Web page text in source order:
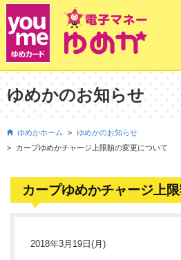
ゆめかのお知らせ
ゆめかホーム
ゆめかのお知らせ
カープゆめかチャージ上限額の変更について
カープゆめかチャージ上
2018年3月19日(月)